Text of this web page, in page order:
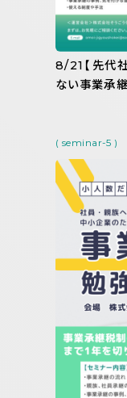
8/21【先代
ない事業承
( seminar-5 )